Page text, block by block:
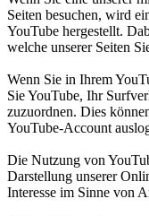
Seiten besuchen, wird
YouTube hergestellt.
welche unserer Seiten
Wenn Sie in Ihrem
Sie YouTube, Ihr
zuzuordnen. Dies
YouTube-Account
Die Nutzung von
Darstellung unserer
Interesse im Sinne von